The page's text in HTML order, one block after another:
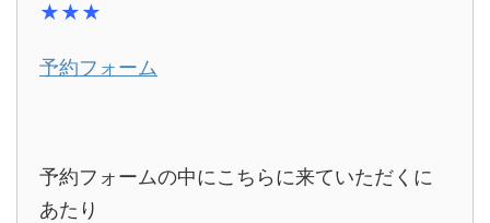
★★★
予約フォーム
予約フォームの中にこちらに来ていただくに
あたり